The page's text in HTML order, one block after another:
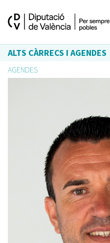
ALTS CÀRRECS I AGENDES
AGENDES